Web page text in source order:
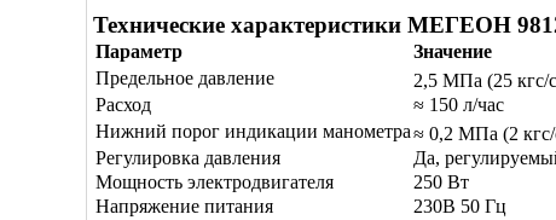
Технические характеристики МЕГЕОН
Параметр
Значение
Предельное давление
2,5 MПa (25 кгс/
Расход
≈ 150 л/час
Нижний порог индикации манометра≈ 0,2 MПa (2
Регулировка давления
Да,
Мощность электродвигателя
250 Вт
Напряжение питания
230В 50 Гц